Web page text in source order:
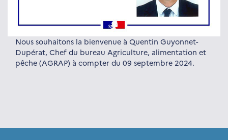
Nous souhaitons la bienvenue à Quentin Guyonnet-
Dupérat, Chef du bureau Agriculture, alimentation et
pêche (AGRAP) à compter du 09 septembre 2024.